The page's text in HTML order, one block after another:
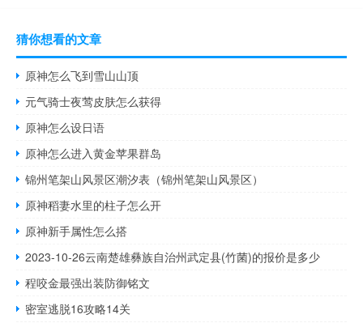
猜你想看的文章
原神怎么飞到雪山山顶
元气骑士夜莺皮肤怎么获得
原神怎么设日语
原神怎么进入黄金苹果群岛
锦州笔架山风景区潮汐表（锦州笔架山风景区）
原神稻妻水里的柱子怎么开
原神新手属性怎么搭
2023-10-26云南楚雄彝族自治州武定县(竹菌)的报价是多少
程咬金最强出装防御铭文
密室逃脱16攻略14关